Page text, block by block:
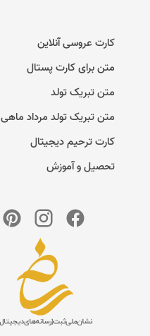
کارت عروسی آنلاین
متن برای کارت پستال
متن تبریک تولد
متن تبریک تولد مرداد ماهی
کارت ترحیم دیجیتال
تحصیل و آموزش